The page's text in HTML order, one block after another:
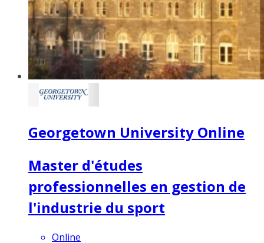
Georgetown University Online
Master d'études
professionnelles en gestion de
l'industrie du sport
Online